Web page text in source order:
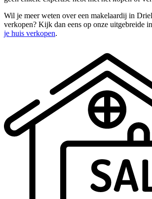
Wil je meer weten over een makelaardij in
verkopen? Kijk dan eens op onze uitgebreide
je huis verkopen.